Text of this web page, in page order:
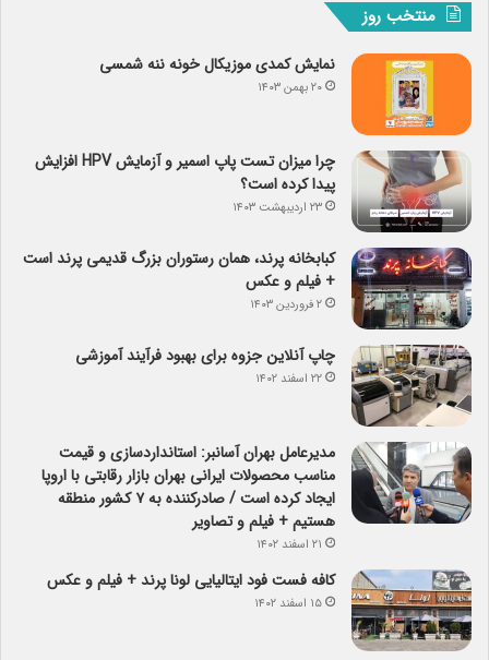
منتخب روز
نمایش کمدی موزیکال خونه ننه شمسی
۲۰ بهمن ۱۴۰۳
چرا میزان تست پاپ اسمیر و آزمایش HPV افزایش
پیدا کرده است؟
۲۳ اردیبهشت ۱۴۰۳
کبابخانه پرند، همان رستوران بزرگ قدیمی پرند است
+ فیلم و عکس
۲ فروردین ۱۴۰۳
چاپ آنلاین جزوه برای بهبود فرآیند آموزشی
۲۲ اسفند ۱۴۰۲
مدیرعامل بهران آسانبر: استانداردسازی و قیمت
مناسب محصولات ایرانی بهران بازار رقابتی با اروپا
ایجاد کرده است / صادرکننده به ۷ کشور منطقه
هستیم + فیلم و تصاویر
۲۱ اسفند ۱۴۰۲
کافه فست فود ایتالیایی لونا پرند + فیلم و عکس
۱۵ اسفند ۱۴۰۲